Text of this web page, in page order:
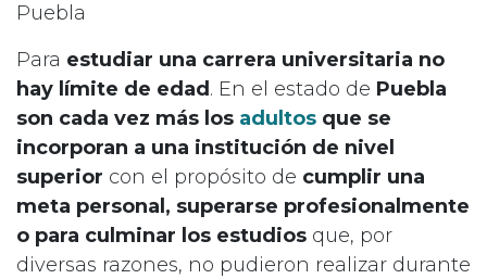
Puebla
Para estudiar una carrera universitaria no
hay límite de edad . En el estado de Puebla
son cada vez más los adultos que se
incorporan a una institución de nivel
superior con el propósito de cumplir una
meta personal, superarse profesionalmente
o para culminar los estudios que, por
diversas razones, no pudieron realizar durante